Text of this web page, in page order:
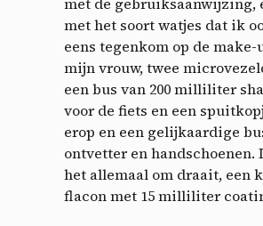
met de gebruiksaanwijzing,
met het soort watjes dat ik
eens tegenkom op de
mijn vrouw, twee
een bus van 200 milliliter
voor de fiets en een
erop en een gelijkaardige
ontvetter en handschoenen.
het allemaal om draait, een
flacon met 15 milliliter